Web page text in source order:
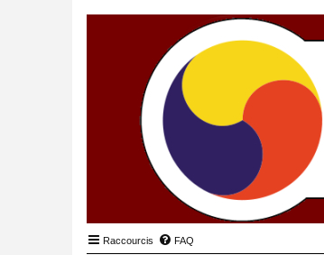
Raccourcis FAQ